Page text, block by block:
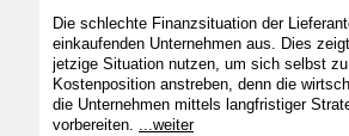
Die schlechte Finanzsituation der
einkaufenden Unternehmen aus. Dies
jetzige Situation nutzen, um sich selbst
Kostenposition anstreben, denn die
die Unternehmen mittels langfristiger
vorbereiten. ...weiter